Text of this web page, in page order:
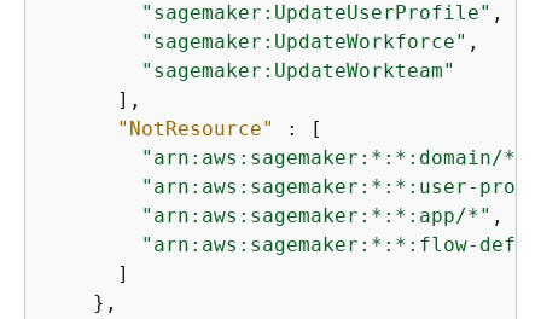
"sagemaker:UpdateUserProfile" ,
"sagemaker:UpdateWorkforce" ,
"sagemaker:UpdateWorkteam"
      ],
"NotResource"
: [
"arn:aws:sagemaker:*:*:domain/*"
"arn:aws:sagemaker:*:*:user-
"arn:aws:sagemaker:*:*:app/*" ,
"arn:aws:sagemaker:*:*:flow-
      ]
    },